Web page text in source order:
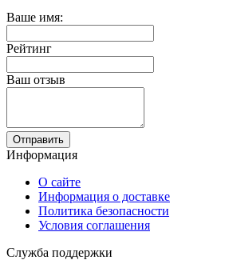
Ваше имя:
Рейтинг
Ваш отзыв
Отправить
Информация
О сайте
Информация о доставке
Политика безопасности
Условия соглашения
Служба поддержки